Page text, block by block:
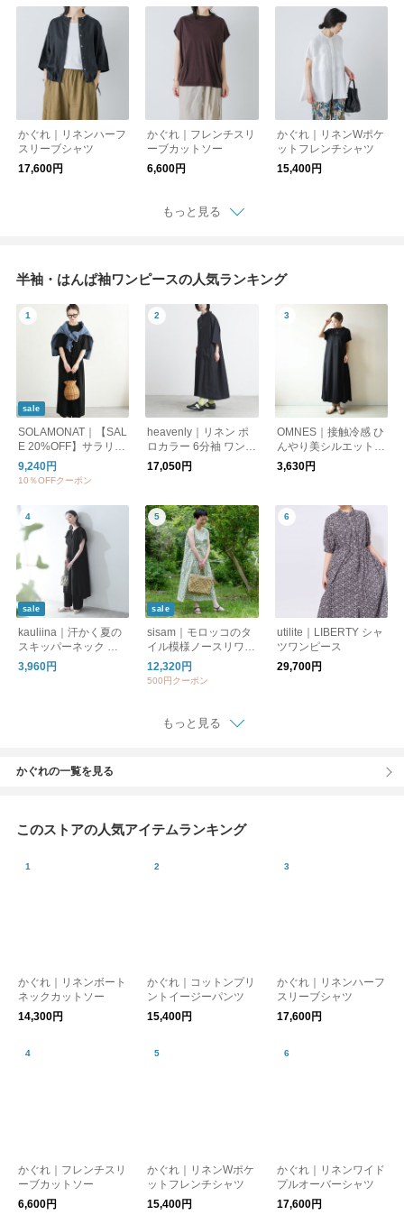
かぐれ｜リネンハーフ
スリーブシャツ
17,600円
かぐれ｜フレンチスリ
ーブカットソー
6,600円
かぐれ｜リネンWポケ
ットフレンチシャツ
15,400円
もっと見る
半袖・はんぱ袖ワンピースの人気ランキング
sale
SOLAMONAT｜【SAL
E 20%OFF】サラリト
天竺紐ワンピース レ
ディース 半袖 マキシ
無地 sma-sara-himoo
9,240円
10％OFFクーポン
heavenly｜リネン ポ
ロカラー 6分袖 ワンピ
ース 2637012
17,050円
OMNES｜接触冷感 ひ
んやり美シルエットワ
ンピース
3,630円
sale
kauliina｜汗かく夏の
スキッパーネック ワ
ンピース ／ 持続消臭
UVカット スピードク
3,960円
sale
sisam｜モロッコのタ
イル模様ノースリワン
ピース【ノースリー
ブ】【涼しいロング
ースリワンピース
12,320円
500円クーポン
utilite｜LIBERTY シャ
ツワンピース
29,700円
もっと見る
かぐれの一覧を見る
このストアの人気アイテムランキング
かぐれ｜リネンボート
ネックカットソー
14,300円
かぐれ｜コットンプリ
ントイージーパンツ
15,400円
かぐれ｜リネンハーフ
スリーブシャツ
17,600円
かぐれ｜フレンチスリ
ーブカットソー
6,600円
かぐれ｜リネンWポケ
ットフレンチシャツ
15,400円
かぐれ｜リネンワイド
プルオーバーシャツ
17,600円